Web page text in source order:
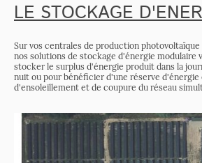
LE STOCKAGE
Sur vos centrales de production photovoltaïque
nos solutions de stockage d'énergie modulaire
stocker le surplus d'énergie produit dans la
nuit ou pour bénéficier d'une réserve d'énergie
d'ensoleillement et de coupure du réseau